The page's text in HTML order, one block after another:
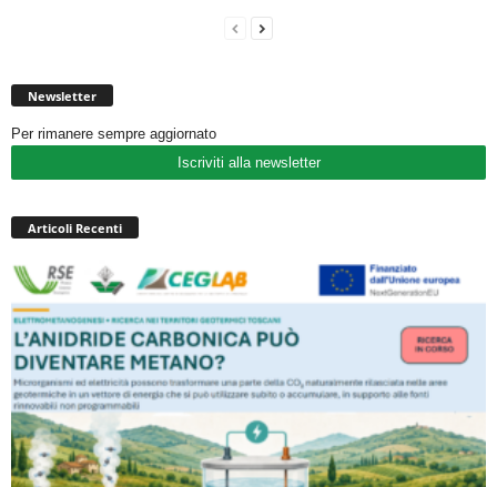
Newsletter
Per rimanere sempre aggiornato
Iscriviti alla newsletter
Articoli Recenti